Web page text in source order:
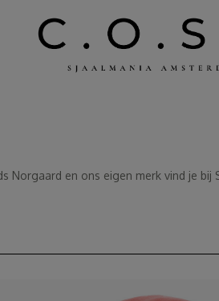
Norgaard en ons eigen merk vind je